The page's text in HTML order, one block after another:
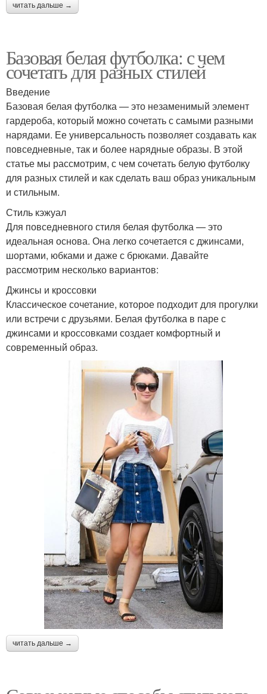
читать дальше →
Базовая белая футболка: с чем
сочетать для разных стилей
Введение
Базовая белая футболка — это незаменимый элемент
гардероба, который можно сочетать с самыми разными
нарядами. Ее универсальность позволяет создавать как
повседневные, так и более нарядные образы. В этой
статье мы рассмотрим, с чем сочетать белую футболку
для разных стилей и как сделать ваш образ уникальным
и стильным.
Стиль кэжуал
Для повседневного стиля белая футболка — это
идеальная основа. Она легко сочетается с джинсами,
шортами, юбками и даже с брюками. Давайте
рассмотрим несколько вариантов:
Джинсы и кроссовки
Классическое сочетание, которое подходит для прогулки
или встречи с друзьями. Белая футболка в паре с
джинсами и кроссовками создает комфортный и
современный образ.
читать дальше →